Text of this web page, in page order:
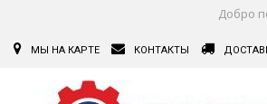
Добро
МЫ НА КАРТЕ КОНТАКТЫ